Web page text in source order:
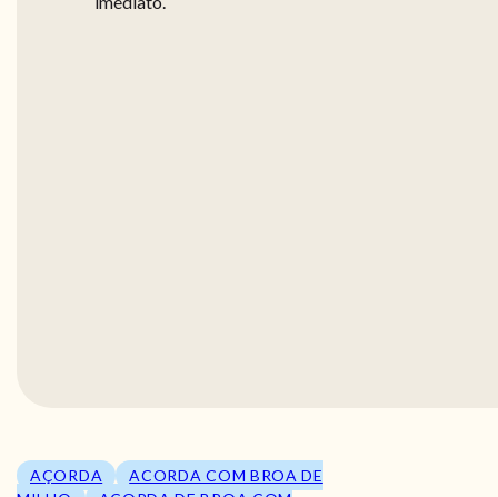
AÇORDA
ACORDA COM BROA DE